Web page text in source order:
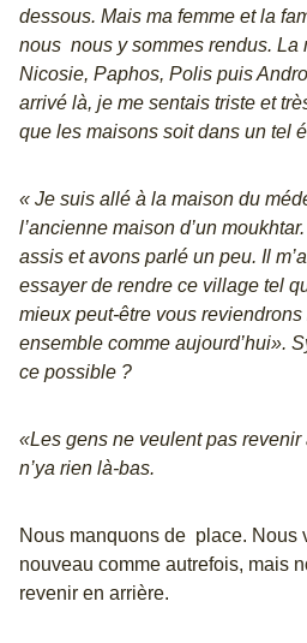
dessous. Mais ma femme et la
nous nous y sommes rendus. La
Nicosie, Paphos, Polis puis
arrivé là, je me sentais triste et
que les maisons soit dans un tel
« Je suis allé à la maison du
l’ancienne maison d’un
assis et avons parlé un peu. Il
essayer de rendre ce village tel
mieux peut-être vous
ensemble comme aujourd’hui».
ce possible ?
«Les gens ne veulent pas revenir
n’ya rien là-bas.
Nous manquons de place. Nous
nouveau comme autrefois, mais
revenir en arrière.